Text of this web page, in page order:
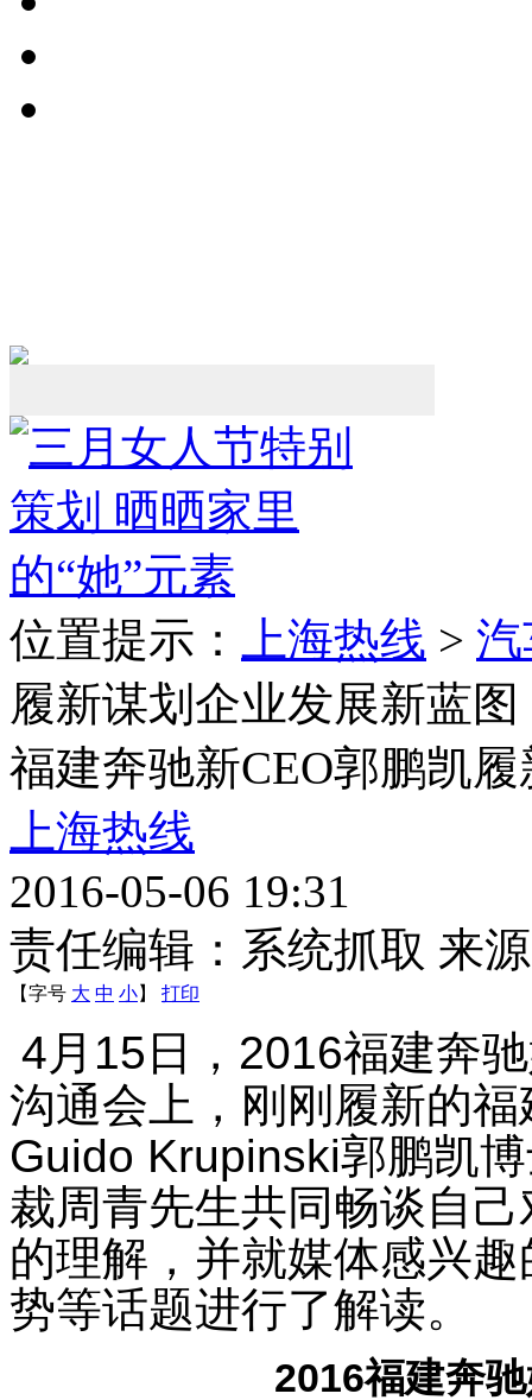
位置提示： 上海热线 >
履新谋划企业发展新蓝图
福建奔驰新CEO郭鹏凯
上海热线
2016-05-06 19:31
责任编辑：系统抓取 来
【字号 大 中 小】 打印
4月 15 日， 2016福建奔
沟通会上，刚刚履新的
Guido Krupinski郭鹏凯
裁周青先生共同畅谈自
的理解，并就媒体感兴
势等话题进行了解读。
2016福建奔